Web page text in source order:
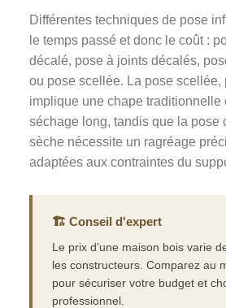
Différentes techniques de pose
le temps passé et donc le coût :
décalé, pose à joints décalés,
ou pose scellée. La pose scellée,
implique une chape traditionnelle
séchage long, tandis que la pose
sèche nécessite un ragréage
adaptées aux contraintes du
🏗️ Conseil d'expert
Le prix d'une maison bois varie
les constructeurs. Comparez au
pour sécuriser votre budget et
professionnel.